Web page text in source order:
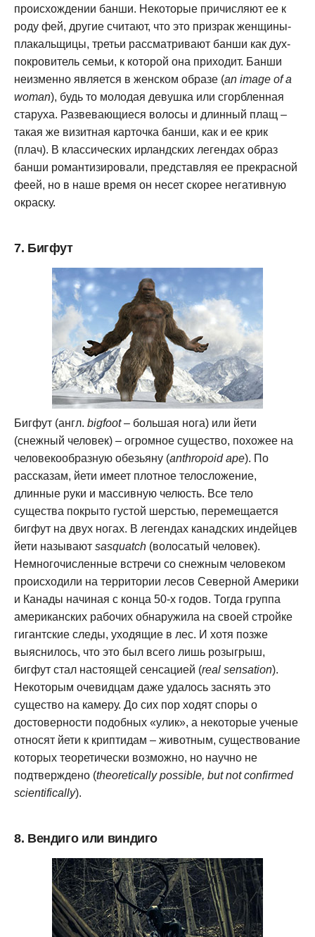
происхождении банши. Некоторые причисляют ее к
роду фей, другие считают, что это призрак женщины-
плакальщицы, третьи рассматривают банши как дух-
покровитель семьи, к которой она приходит. Банши
неизменно является в женском образе (an image of a
woman), будь то молодая девушка или сгорбленная
старуха. Развевающиеся волосы и длинный плащ –
такая же визитная карточка банши, как и ее крик
(плач). В классических ирландских легендах образ
банши романтизировали, представляя ее прекрасной
феей, но в наше время он несет скорее негативную
окраску.
7. Бигфут
Бигфут (англ. bigfoot– большая нога) или йети
(снежный человек) – огромное существо, похожее на
человекообразную обезьяну (anthropoid ape). По
рассказам, йети имеет плотное телосложение,
длинные руки и массивную челюсть. Все тело
существа покрыто густой шерстью, перемещается
бигфут на двух ногах. В легендах канадских индейцев
йети называют sasquatch (волосатый человек).
Немногочисленные встречи со снежным человеком
происходили на территории лесов Северной Америки
и Канады начиная с конца 50-х годов. Тогда группа
американских рабочих обнаружила на своей стройке
гигантские следы, уходящие в лес. И хотя позже
выяснилось, что это был всего лишь розыгрыш,
бигфут стал настоящей сенсацией (real sensation).
Некоторым очевидцам даже удалось заснять это
существо на камеру. До сих пор ходят споры о
достоверности подобных «улик», а некоторые ученые
относят йети к криптидам – животным, существование
которых теоретически возможно, но научно не
подтверждено (theoretically possible, but not confirmed
scientifically).
8. Вендиго или виндиго